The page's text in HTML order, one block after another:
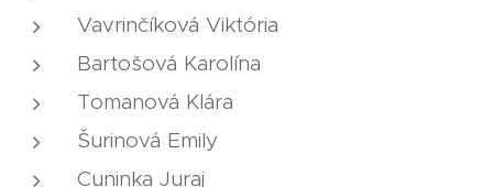
Vavrinčíková Viktória
Bartošová Karolína
Tomanová Klára
Šurinová Emily
Cuninka Juraj